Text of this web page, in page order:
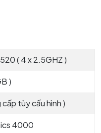
( 4 x 2.5GHZ )
)
tùy cấu hình )
4000